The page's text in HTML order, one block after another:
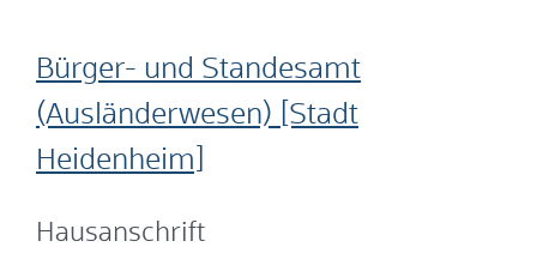
Bürger- und Standesamt
(Ausländerwesen) [Stadt
Heidenheim]
Hausanschrift